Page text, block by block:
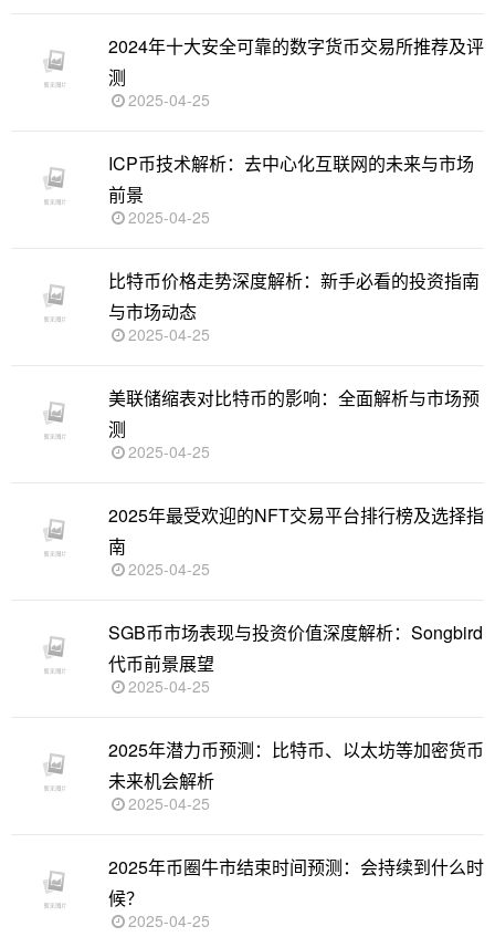
2024年十大安全可靠的数字货币交易所推荐及评
测
2025-04-25
ICP币技术解析：去中心化互联网的未来与市场
前景
2025-04-25
比特币价格走势深度解析：新手必看的投资指南
与市场动态
2025-04-25
美联储缩表对比特币的影响：全面解析与市场预
测
2025-04-25
2025年最受欢迎的NFT交易平台排行榜及选择指
南
2025-04-25
SGB币市场表现与投资价值深度解析：Songbird
代币前景展望
2025-04-25
2025年潜力币预测：比特币、以太坊等加密货币
未来机会解析
2025-04-25
2025年币圈牛市结束时间预测：会持续到什么时
候？
2025-04-25